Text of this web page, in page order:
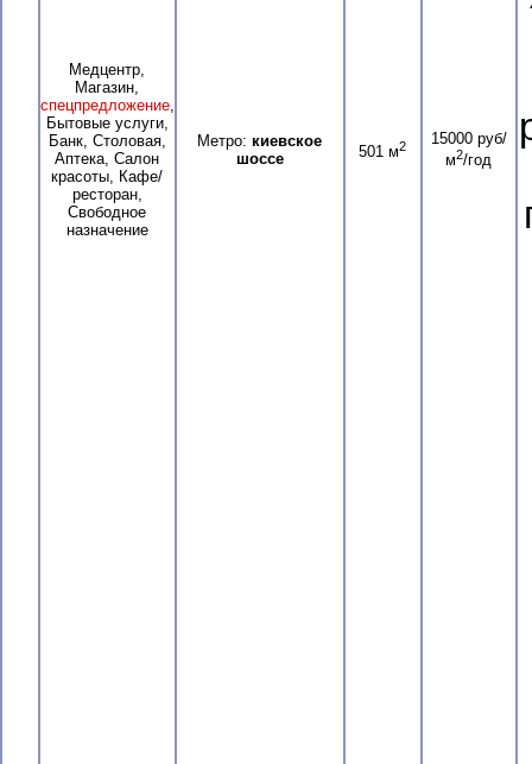
Медцентр,
Магазин,
спецпредложение,
Бытовые услуги,
Банк, Столовая,
Аптека, Салон
красоты, Кафе/
ресторан,
Свободное
назначение
Метро: киевское
шоссе
501 м2
15000 руб/
м2/год